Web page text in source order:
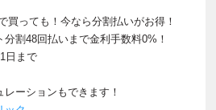
買っても！今なら分割払いがお得！
割48回払いまで金利手数料0%！
日まで
ーションもできます！